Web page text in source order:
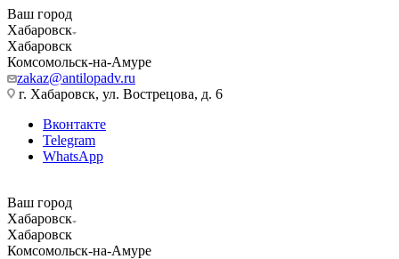
Ваш город
Хабаровск
Хабаровск
Комсомольск-на-Амуре
zakaz@antilopadv.ru
г. Хабаровск, ул. Вострецова, д. 6
Вконтакте
Telegram
WhatsApp
Ваш город
Хабаровск
Хабаровск
Комсомольск-на-Амуре